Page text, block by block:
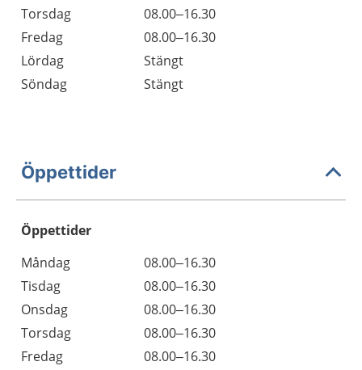
Torsdag
08.00–16.30
Fredag
08.00–16.30
Lördag
Stängt
Söndag
Stängt
Öppettider
Öppettider
Dag
Öppettider
Kommentarer
Måndag
08.00–16.30
Tisdag
08.00–16.30
Onsdag
08.00–16.30
Torsdag
08.00–16.30
Fredag
08.00–16.30